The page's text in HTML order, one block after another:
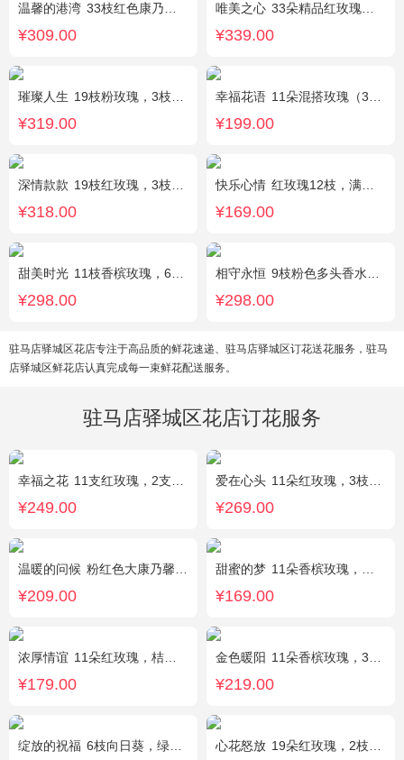
温馨的港湾 33枝红色康乃馨，3枝白色多头香水百合，绿叶，满天星搭配丰满。
¥309.00
唯美之心 33朵精品红玫瑰，搭配适量相思梅。
¥339.00
璀璨人生 19枝粉玫瑰，3枝向日葵，绿叶搭配
¥319.00
幸福花语 11朵混搭玫瑰（3支红玫瑰、3支粉玫瑰、3支白玫瑰、2支香槟玫瑰），搭配适量黄莺、栀子叶，随机赠送1只可爱小熊。
¥199.00
深情款款 19枝红玫瑰，3枝白百合，3枝粉百合，搭配满天星，绿叶等配材
¥318.00
快乐心情 红玫瑰12枝，满天星、绿叶丰满
¥169.00
甜美时光 11枝香槟玫瑰，6枝多头白百合，搭配适量尤加利叶装饰
¥298.00
相守永恒 9枝粉色多头香水百合，黄莺点缀，搭配剑叶。
¥298.00
驻马店驿城区花店专注于高品质的鲜花速递、驻马店驿城区订花送花服务，驻马
店驿城区鲜花店认真完成每一束鲜花配送服务。
驻马店驿城区花店订花服务
幸福之花 11支红玫瑰，2支多头白香水百合，配草
¥249.00
爱在心头 11朵红玫瑰，3枝多头白香水百合，黄莺、绿叶搭配
¥269.00
温暖的问候 粉红色大康乃馨8枝，粉色玫瑰6枝，点缀适量黄莺、深山樱和绿叶。
¥209.00
甜蜜的梦 11朵香槟玫瑰，桔梗、满天星、绿叶搭配
¥169.00
浓厚情谊 11朵红玫瑰，桔梗、红豆、绿叶搭配
¥179.00
金色暖阳 11朵香槟玫瑰，3朵向日葵，桔梗、满天星混搭
¥219.00
绽放的祝福 6枝向日葵，绿色桔梗、尤加利搭配 心花怒放 19朵红玫瑰，2枝多头粉百合，配花、黄莺搭配